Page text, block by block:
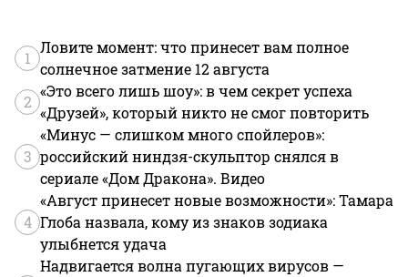
1
Ловите момент: что принесет вам полное
солнечное затмение 12 августа
2
«Это всего лишь шоу»: в чем секрет успеха
«Друзей», который никто не смог повторить
3
«Минус — слишком много спойлеров»:
российский ниндзя-скульптор снялся в
сериале «Дом Дракона». Видео
4
«Август принесет новые возможности»: Тамара
Глоба назвала, кому из знаков зодиака
улыбнется удача
Надвигается волна пугающих вирусов —